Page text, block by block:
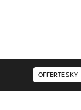
OFFERTE SKY